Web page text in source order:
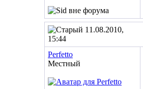
11.08.2010,
15:44
Perfetto
Местный